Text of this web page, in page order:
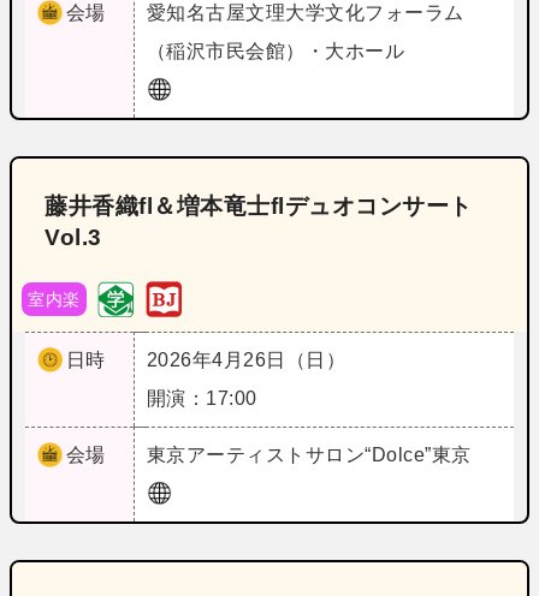
会場 愛知名古屋文理大学文化フォーラム
（稲沢市民会館）・大ホール
藤井香織fl＆増本竜士flデュオコンサート
Vol.3
室内楽
日時
2026年4月26日（日）
開演：17:00
会場 東京アーティストサロン“Dolce”東京